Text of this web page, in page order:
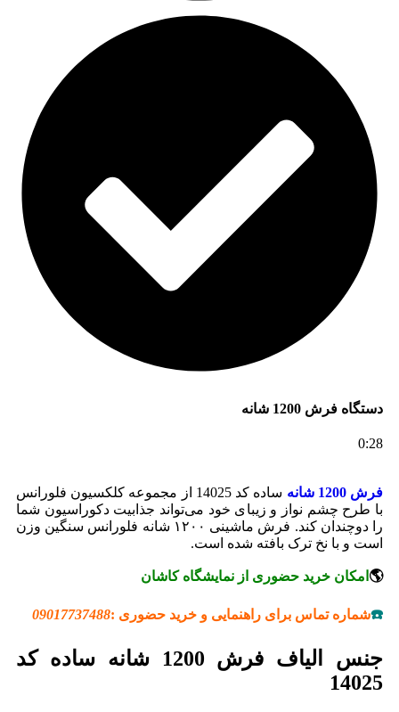
دستگاه فرش 1200 شانه
0:28
فرش 1200 شانه
ساده کد 14025 از مجموعه کلکسیون فلورانس
با طرح چشم نواز و زیبای خود می‌تواند جذابیت دکوراسیون شما
را دوچندان کند. فرش ماشینی ۱۲۰۰ شانه فلورانس سنگین وزن
است و با نخ ترک بافته شده است.
🌎امکان خرید حضوری از نمایشگاه کاشان
☎️شماره تماس برای راهنمایی و خرید حضوری : 09017737488
جنس الیاف فرش 1200 شانه ساده کد
14025